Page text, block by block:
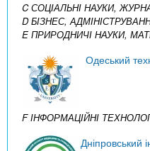
C СОЦІАЛЬНІ НАУКИ,
D БІЗНЕС,
E ПРИРОДНИЧІ НАУКИ,
Одеський
F ІНФОРМАЦІЙНІ
Дніпровський